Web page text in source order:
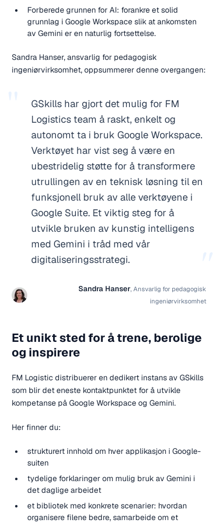
Forberede grunnen for AI: forankre et solid
grunnlag i Google Workspace slik at ankomsten
av Gemini er en naturlig fortsettelse.
Sandra Hanser, ansvarlig for pedagogisk
ingeniørvirksomhet, oppsummerer denne overgangen:
GSkills har gjort det mulig for FM
Logistics team å raskt, enkelt og
autonomt ta i bruk Google Workspace.
Verktøyet har vist seg å være en
ubestridelig støtte for å transformere
utrullingen av en teknisk løsning til en
funksjonell bruk av alle verktøyene i
Google Suite. Et viktig steg for å
utvikle bruken av kunstig intelligens
med Gemini i tråd med vår
digitaliseringsstrategi.
Sandra Hanser, Ansvarlig for pedagogisk
ingeniørvirksomhet
Et unikt sted for å trene, berolige
og inspirere
FM Logistic distribuerer en dedikert instans av GSkills
som blir det eneste kontaktpunktet for å utvikle
kompetanse på Google Workspace og Gemini.
Her finner du:
strukturert innhold om hver applikasjon i Google-
suiten
tydelige forklaringer om mulig bruk av Gemini i
det daglige arbeidet
et bibliotek med konkrete scenarier: hvordan
organisere filene bedre, samarbeide om et